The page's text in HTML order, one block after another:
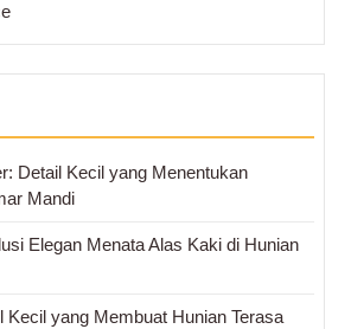
Detail Kecil yang Menentukan
Mandi
Elegan Menata Alas Kaki di Hunian
Kecil yang Membuat Hunian Terasa